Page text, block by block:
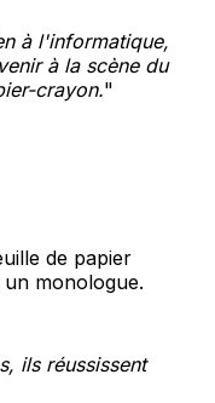
à l'informatique,
à la scène du
crayon."
de papier
monologue.
ils réussissent